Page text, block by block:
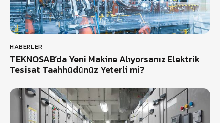
HABERLER
TEKNOSAB’da Yeni Makine Alıyorsanız Elektrik
Tesisat Taahhüdünüz Yeterli mi?